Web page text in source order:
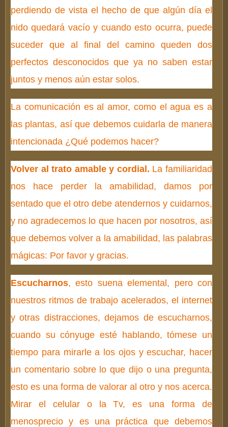
perdiendo de vista el hecho de que algún día el
nido quedará vacío y cuando esto ocurra, puede
suceder que al final del camino queden dos
perfectos desconocidos que ya no saben estar
juntos y menos aún estar solos.
La comunicación es al amor, como el agua es a
las plantas, así que debemos cuidarla de manera
intencionada ¿Qué podemos hacer?
Volver al trato amable y cordial. La familiaridad
nos hace perder la amabilidad, damos por
sentado que el otro debe atendernos y cuidarnos,
y no agradecemos lo que hacen por nosotros, así
que debemos volver a la amabilidad, las palabras
mágicas: Por favor y gracias.
Escucharnos, esto suena elemental, pero con
nuestros ritmos de trabajo acelerados, el internet
y otras distracciones, dejamos de escucharnos,
cuando su cónyuge esté hablando, tómese un
tiempo para mirarle a los ojos y escuchar, hacer
un comentario sobre lo que dijo o una pregunta,
esto es una forma de valorar al otro y nos acerca.
Mirar el celular o la Tv, es una forma de
menosprecio y es una práctica que debemos